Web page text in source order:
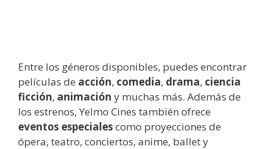
Entre los géneros disponibles, puedes encontrar
películas de acción, comedia, drama, ciencia
ficción, animación y muchas más. Además de
los estrenos, Yelmo Cines también ofrece
eventos especialescomo proyecciones de
ópera, teatro, conciertos, anime, ballet y